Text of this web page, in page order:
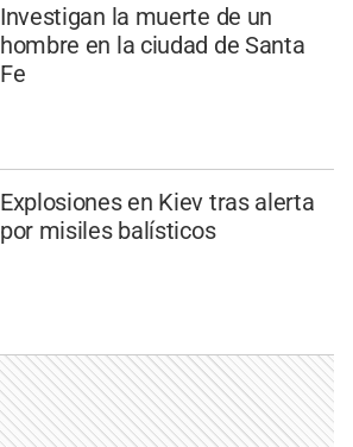
Investigan la muerte de un
hombre en la ciudad de Santa
Fe
Explosiones en Kiev tras alerta
por misiles balísticos